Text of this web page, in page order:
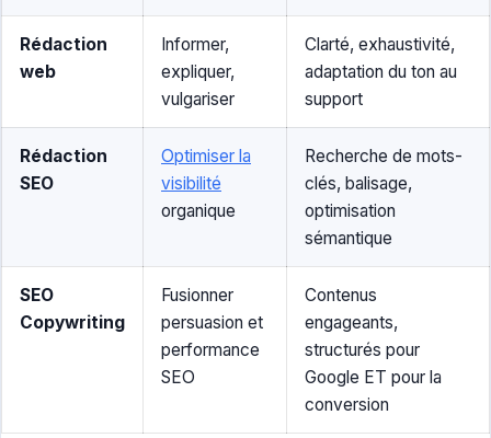
Rédaction
web
Informer,
expliquer,
vulgariser
Clarté, exhaustivité,
adaptation du ton au
support
Rédaction
SEO
Optimiser la
visibilité
organique
Recherche de mots-
clés, balisage,
optimisation
sémantique
SEO
Copywriting
Fusionner
persuasion et
performance
SEO
Contenus
engageants,
structurés pour
Google ET pour la
conversion